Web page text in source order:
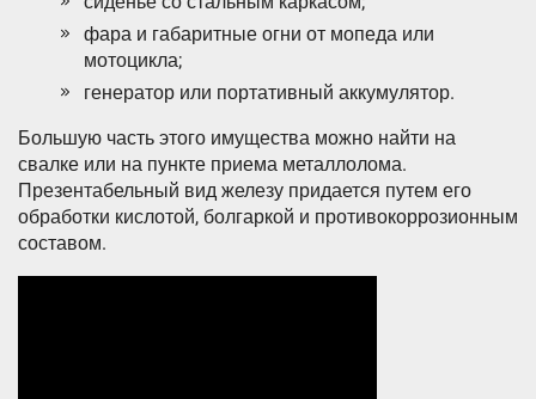
фара и габаритные огни от мопеда или
мотоцикла;
генератор или портативный аккумулятор.
Большую часть этого имущества можно найти на
свалке или на пункте приема металлолома.
Презентабельный вид железу придается путем его
обработки кислотой, болгаркой и противокоррозионным
составом.